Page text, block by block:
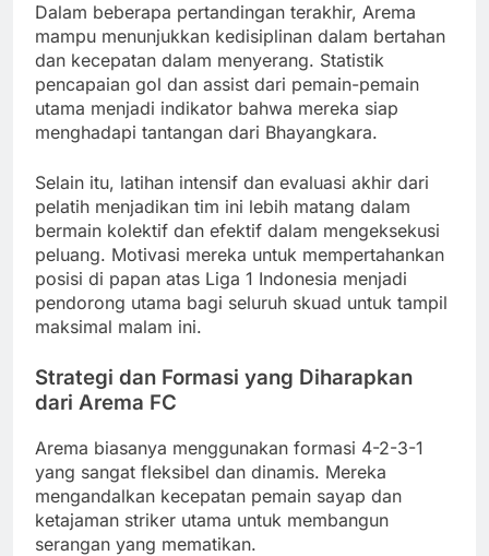
Dalam beberapa pertandingan terakhir, Arema
mampu menunjukkan kedisiplinan dalam bertahan
dan kecepatan dalam menyerang. Statistik
pencapaian gol dan assist dari pemain-pemain
utama menjadi indikator bahwa mereka siap
menghadapi tantangan dari Bhayangkara.
Selain itu, latihan intensif dan evaluasi akhir dari
pelatih menjadikan tim ini lebih matang dalam
bermain kolektif dan efektif dalam mengeksekusi
peluang. Motivasi mereka untuk mempertahankan
posisi di papan atas Liga 1 Indonesia menjadi
pendorong utama bagi seluruh skuad untuk tampil
maksimal malam ini.
Strategi dan Formasi yang Diharapkan
dari Arema FC
Arema biasanya menggunakan formasi 4-2-3-1
yang sangat fleksibel dan dinamis. Mereka
mengandalkan kecepatan pemain sayap dan
ketajaman striker utama untuk membangun
serangan yang mematikan.